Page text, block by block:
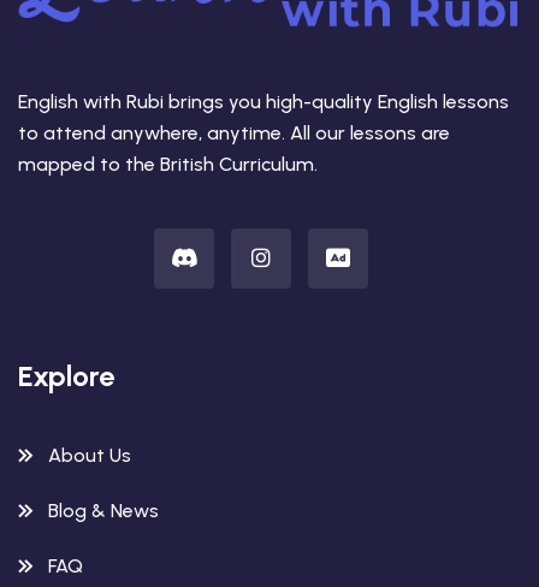
English with Rubi brings you high-quality English lessons
to attend anywhere, anytime. All our lessons are
mapped to the British Curriculum.
Explore
About Us
Blog & News
FAQ